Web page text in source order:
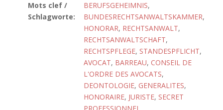
Mots clef /
Schlagworte:
BERUFSGEHEIMNIS,
BUNDESRECHTSANWALTSKAMMER,
HONORAR, RECHTSANWALT,
RECHTSANWALTSCHAFT,
RECHTSPFLEGE, STANDESPFLICHT,
AVOCAT, BARREAU, CONSEIL DE
L'ORDRE DES AVOCATS,
DEONTOLOGIE, GENERALITES,
HONORAIRE, JURISTE, SECRET